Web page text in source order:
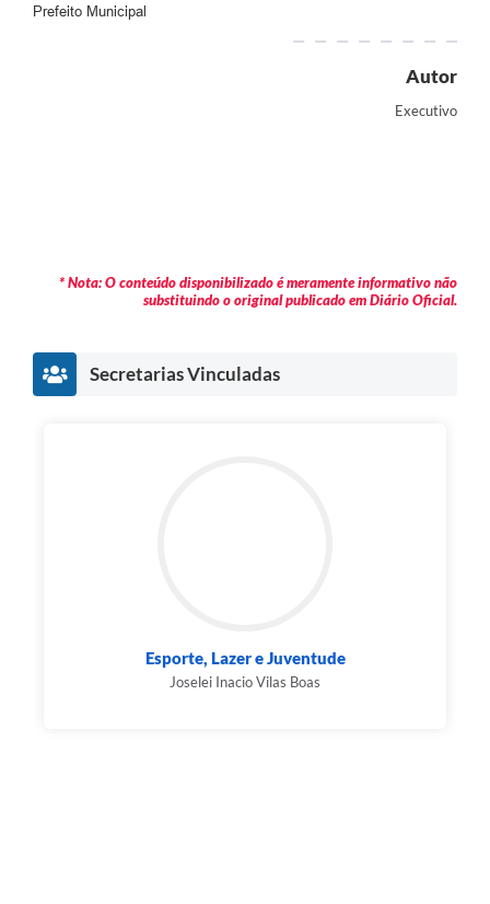
Prefeito Municipal
Autor
Executivo
* Nota: O conteúdo disponibilizado é meramente informativo não
substituindo o original publicado em Diário Oficial.
Secretarias Vinculadas
Esporte, Lazer e Juventude
Joselei Inacio Vilas Boas